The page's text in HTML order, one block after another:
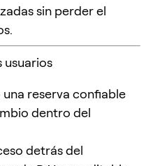
sin perder el
usuarios
una reserva confiable
dentro del
detrás del